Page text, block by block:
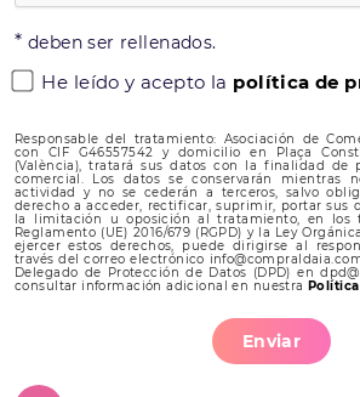
* deben ser rellenados.
He leído y acepto la política de
Responsable del tratamiento: Asociación de
con CIF G46557542 y domicilio en Plaça
(València), tratará sus datos con la finalidad de
comercial. Los datos se conservarán mientras
actividad y no se cederán a terceros, salvo
derecho a acceder, rectificar, suprimir, portar sus
la limitación u oposición al tratamiento, en los
Reglamento (UE) 2016/679 (RGPD) y la Ley
ejercer estos derechos, puede dirigirse al
través del correo electrónico
Delegado de Protección de Datos (DPD) en
consultar información adicional en nuestra
Enviar